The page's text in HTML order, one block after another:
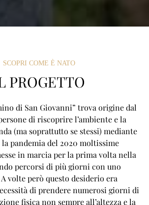
SCOPRI COME È NATO
PROGETTO
di San Giovanni” trova origine dal
di riscoprire l’ambiente e la
(ma soprattutto se stessi) mediante
pandemia del 2020 moltissime
in marcia per la prima volta nella
percorsi di più giorni con uno
volte però questo desiderio era
di prendere numerosi giorni di
fisica non sempre all’altezza e la